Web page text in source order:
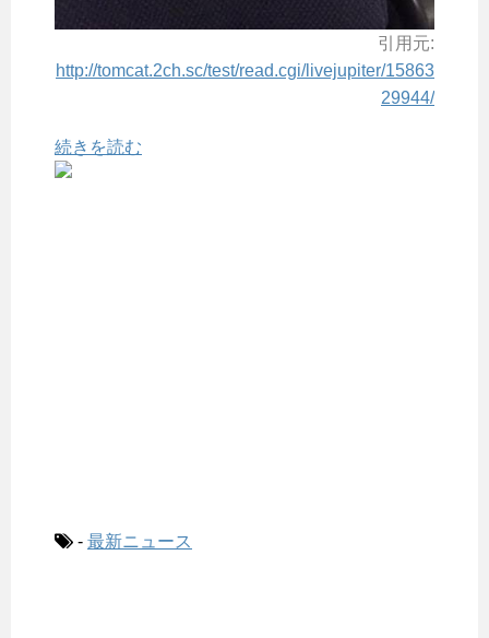
引用元:
http://tomcat.2ch.sc/test/read.cgi/livejupiter/15863
29944/
続きを読む
- 最新ニュース